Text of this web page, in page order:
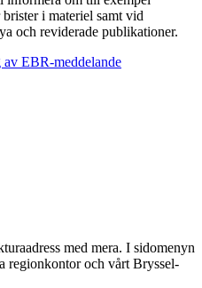
i materiel samt vid
och reviderade publikationer.
EBR-meddelande
med mera. I sidomenyn
regionkontor och vårt Bryssel-